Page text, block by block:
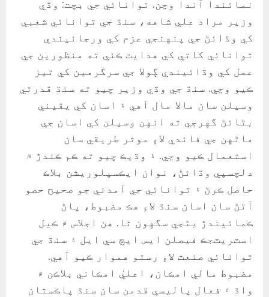
نمائندا آندا وڃن. توانائي جي بچت: وڏي
وزير مراد علي شاهه، سنڌ جي توانائي شعبي
کي وڌائڻ جي پنهنجي عزم کي ورجائيندي
توانائي کاتي کي هدايت ڪئي ته منظورين جي
عمل کي وڌائيندي ڳولا جي سرگرمين کي تيز
ڪيو وڃي. سنڌ جي وڏي وزير چيو ته سنڌ قدرتي
وسيلن سان مالا مال آهي ۽ اسان کي يقيني
بڻائڻ گهرجي ته انهن وسيلن کي اسان جي
ماڻهن جي فائدي لاءِ موثر طريقي سان
استعمال ڪيو وڃي. ۽ وڌيڪ چيو ته ڪم ڪندڙ ۾
دلچسپي وڌائڻ، نوان ايڪسپلوريشن بلاڪ
حاصل ڪرڻ ۽ توانائي جي آمدني جو صحيح حصو
آڻڻ سان اسان سنڌ لاءِ هڪ مضبوط، پاڻ
ڪمائيندڙ بڻجي سگهون ٿا. هن اجلاس ۾ ڪيل
اسٽريٽجڪ فيصلن ايس ايچ سي ايل ۽ سنڌ جي
توانائي صنعت لاءِ رستو هموار ڪيو آهي.
مضبوط مالي امڪان، اعليٰ امڪاني بلاڪن ۾
واڌ ۽ فعال پاليسي قدمن سان سنڌ پاڪستان